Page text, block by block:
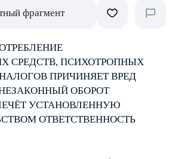
фрагмент
СРЕДСТВ, ПСИХОТРОПНЫХ
ПРИЧИНЯЕТ ВРЕД
ОБОРОТ
УСТАНОВЛЕННУЮ
ОТВЕТСТВЕННОСТЬ